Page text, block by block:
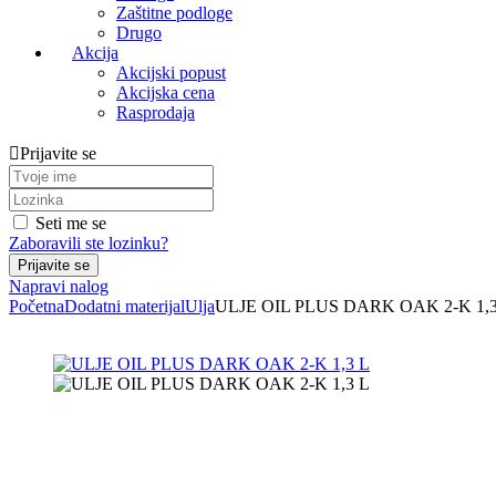
Zaštitne podloge
Drugo
Akcija
Akcijski popust
Akcijska cena
Rasprodaja
Prijavite se
Seti me se
Zaboravili ste lozinku?
Napravi nalog
PočetnaDodatni materijalUljaULJE OIL PLUS DARK OAK 2-K